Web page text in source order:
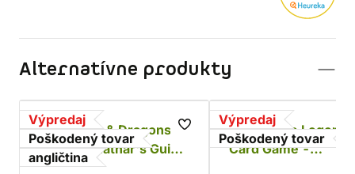
Alternatívne produkty
Výpredaj
Poškodený tovar
angličtina
Dungeons & Dragons
RPG - Xanathar's Guide
to Everything -
Výpredaj
Poškodený tovar
Gwent The
Card Game -